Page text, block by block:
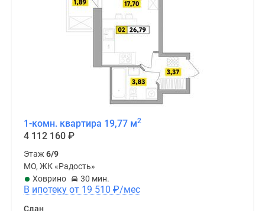
1-комн. квартира 19,77 м2
4 112 160 ₽
Этаж 6/9
МО, ЖК «Радость»
Ховрино
30 мин.
В ипотеку от 19 510 ₽/мес
Сдан